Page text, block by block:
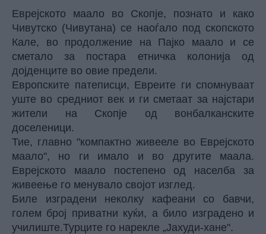
Еврејското маало во Скопје, познато и како
Чивутско (Чивутана) се наоѓало под скопското
Кале, во продолжение на Пајко маало и се
сметало за постара етничка колонија од
дојденците во овие предели.
Европските патеписци, Евреите ги спомнуваат
уште во средниот век и ги сметаат за најстари
жители на Скопје од вонбалканските
доселеници.
Тие, главно "компактно живееле во Еврејското
маало", но ги имало и во другите маала.
Еврејското маало постепено од населба за
живеење го менувало својот изглед.
Биле изградени неколку кафеани со бавчи,
голем број приватни куќи, а било изградено и
училиште.Турците го нарекле „Јахуди-хане".